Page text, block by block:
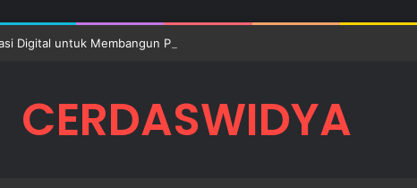
Digital untuk Membangun Pendidikan Sekolah yang Lebih Berkualitas
CERDASWIDYA